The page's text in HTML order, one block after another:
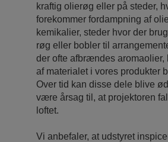
kraftig olierøg eller på steder,
forekommer fordampning af
kemikalier, steder hvor der
røg eller bobler til
der ofte afbrændes aromaolier,
af materialet i vores produkter
Over tid kan disse dele blive
være årsag til, at projektoren
loftet.
Vi anbefaler, at udstyret